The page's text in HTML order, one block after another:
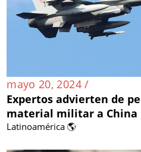
mayo 20, 2024 /
Expertos advierten de
material militar a China
Latinoamérica 🌎